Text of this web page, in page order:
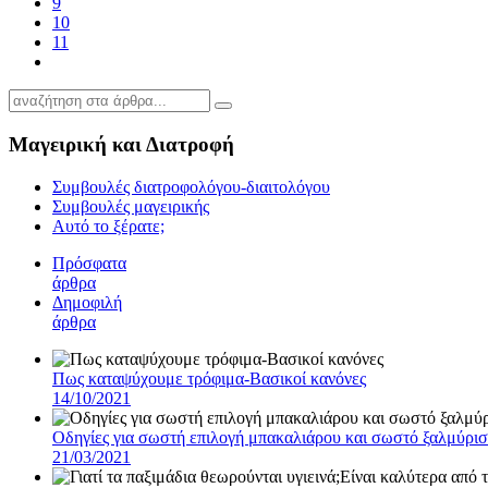
10
11
Μαγειρική και Διατροφή
Συμβουλές διατροφολόγου-διαιτολόγου
Συμβουλές μαγειρικής
Αυτό το ξέρατε;
Πρόσφατα
άρθρα
Δημοφιλή
άρθρα
Πως καταψύχουμε τρόφιμα-Βασικοί κανόνες
14/10/2021
Οδηγίες για σωστή επιλογή μπακαλιάρου και σωστό
21/03/2021